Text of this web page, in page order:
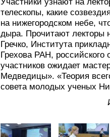
телескопы, какие
на нижегородском небе,
дыра. Прочитают лекторы
Гречко, Института
Грехова РАН,
участников ожидает
Медведицы». «Теория
совета молодых ученых